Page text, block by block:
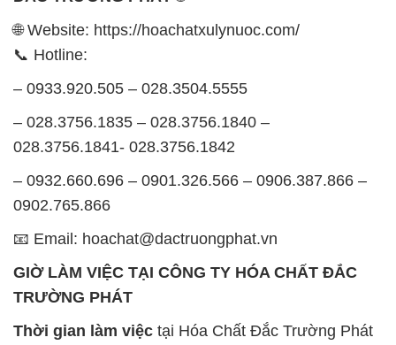
🌐 Website: https://hoachatxulynuoc.com/
📞 Hotline:
– 0933.920.505 – 028.3504.5555
– 028.3756.1835 – 028.3756.1840 –
028.3756.1841- 028.3756.1842
– 0932.660.696 – 0901.326.566 – 0906.387.866 –
0902.765.866
📧 Email: hoachat@dactruongphat.vn
GIỜ LÀM VIỆC TẠI CÔNG TY HÓA CHẤT ĐẮC
TRƯỜNG PHÁT
Thời gian làm việc tại Hóa Chất Đắc Trường Phát